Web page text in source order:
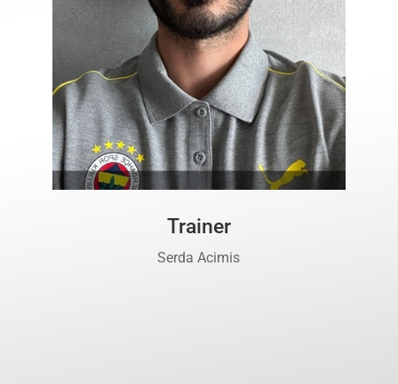
Trainer
Serda Acimis